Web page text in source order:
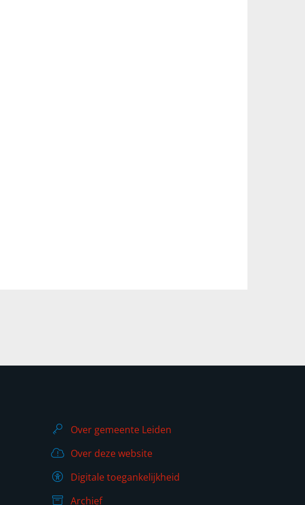
Over gemeente Leiden
Over deze website
Digitale toegankelijkheid
Archief